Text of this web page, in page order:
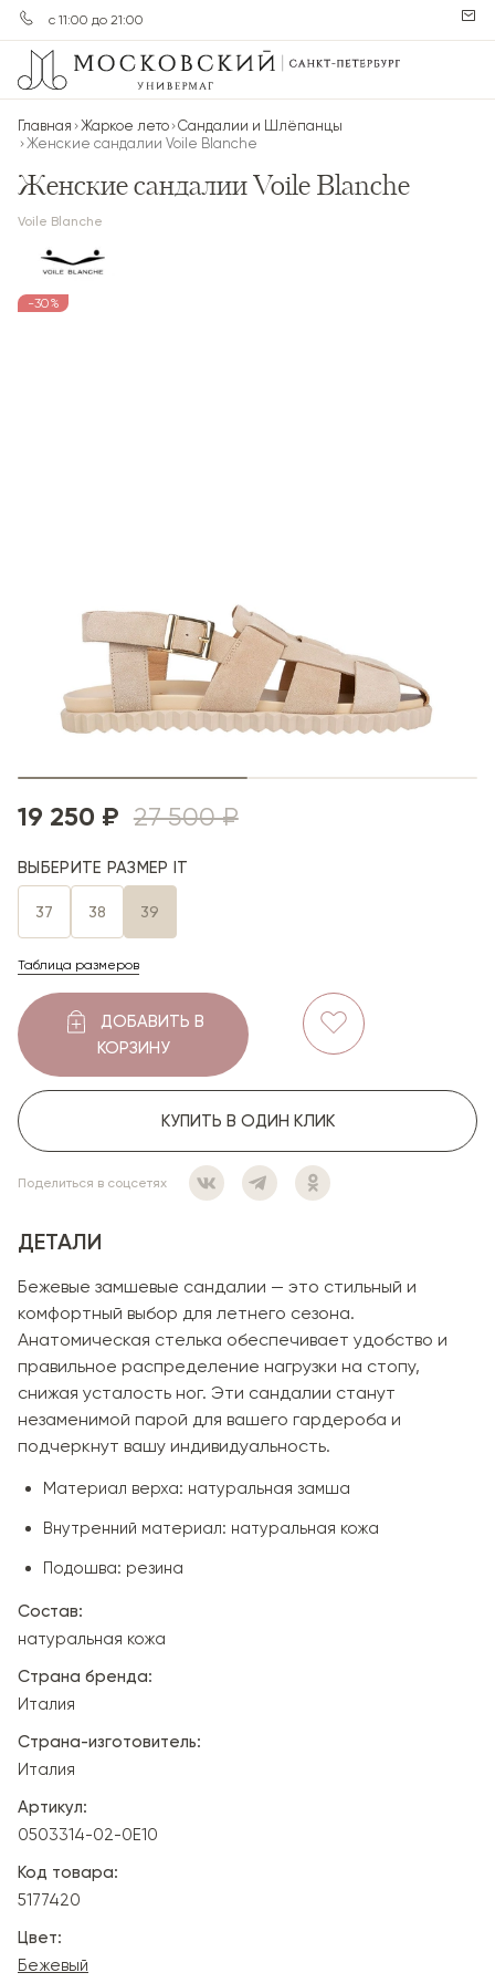
с 11:00 до 21:00
Главная Жаркое лето Сандалии и Шлёпанцы
Женские сандалии Voile Blanche
Женские сандалии Voile Blanche
Voile Blanche
-30%
19 250 ₽ 27 500 ₽
ВЫБЕРИТЕ РАЗМЕР IT
37 38 39
Таблица размеров
ДОБАВИТЬ В
КОРЗИНУ
КУПИТЬ В ОДИН КЛИК
Поделиться в соцсетях
ДЕТАЛИ
Бежевые замшевые сандалии — это стильный и
комфортный выбор для летнего сезона.
Анатомическая стелька обеспечивает удобство и
правильное распределение нагрузки на стопу,
снижая усталость ног. Эти сандалии станут
незаменимой парой для вашего гардероба и
подчеркнут вашу индивидуальность.
Материал верха: натуральная замша
Внутренний материал: натуральная кожа
Подошва: резина
Состав:
натуральная кожа
Страна бренда:
Италия
Страна-изготовитель:
Италия
Артикул:
0503314-02-0E10
Код товара:
5177420
Цвет:
Бежевый